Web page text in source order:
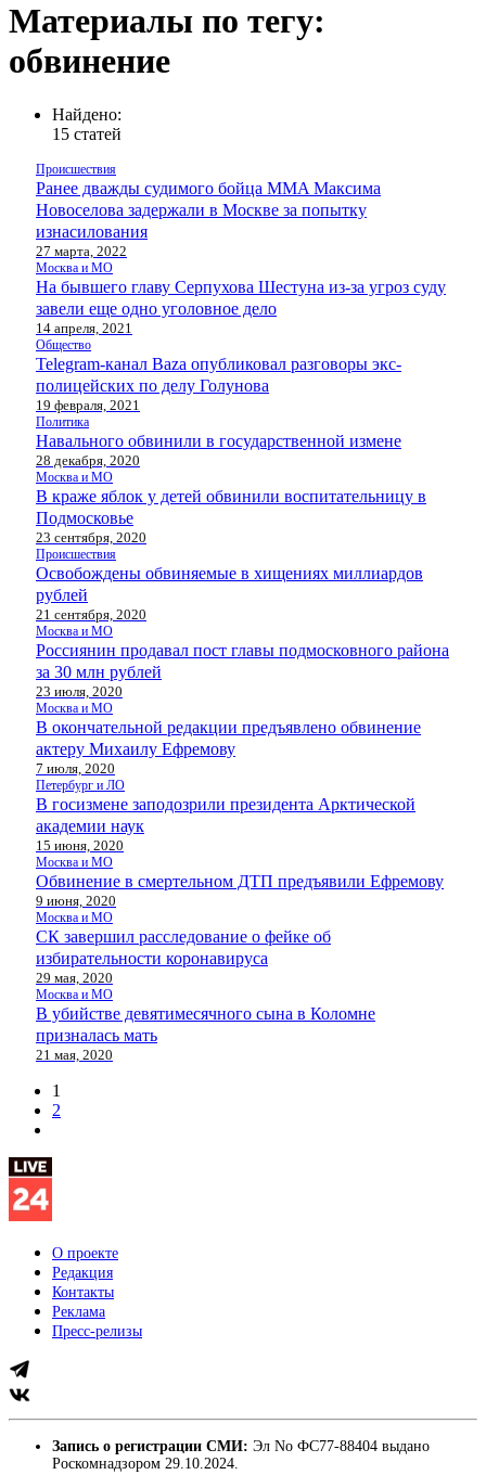
Материалы по тегу:
обвинение
Найдено:
15 статей
Происшествия
Ранее дважды судимого бойца MMA Максима
Новоселова задержали в Москве за попытку
изнасилования
27 марта, 2022
Москва и МО
На бывшего главу Серпухова Шестуна из-за угроз суду
завели еще одно уголовное дело
14 апреля, 2021
Общество
Telegram-канал Baza опубликовал разговоры экс-
полицейских по делу Голунова
19 февраля, 2021
Политика
Навального обвинили в государственной измене
28 декабря, 2020
Москва и МО
В краже яблок у детей обвинили воспитательницу в
Подмосковье
23 сентября, 2020
Происшествия
Освобождены обвиняемые в хищениях миллиардов
рублей
21 сентября, 2020
Москва и МО
Россиянин продавал пост главы подмосковного района
за 30 млн рублей
23 июля, 2020
Москва и МО
В окончательной редакции предъявлено обвинение
актеру Михаилу Ефремову
7 июля, 2020
Петербург и ЛО
В госизмене заподозрили президента Арктической
академии наук
15 июня, 2020
Москва и МО
Обвинение в смертельном ДТП предъявили Ефремову
9 июня, 2020
Москва и МО
СК завершил расследование о фейке об
избирательности коронавируса
29 мая, 2020
Москва и МО
В убийстве девятимесячного сына в Коломне
призналась мать
21 мая, 2020
1
2
О проекте
Редакция
Контакты
Реклама
Пресс-релизы
Запись о регистрации СМИ: Эл No ФС77-88404 выдано
Роскомнадзором 29.10.2024.